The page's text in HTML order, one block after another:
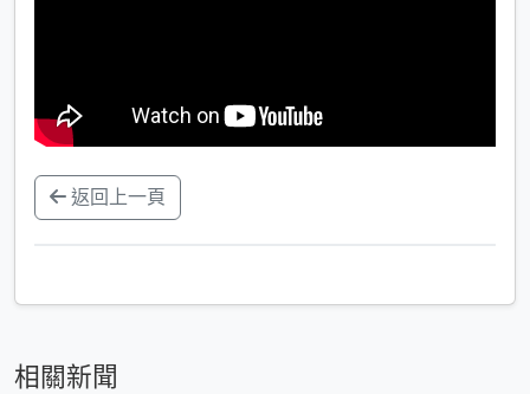
返回上一頁
相關新聞